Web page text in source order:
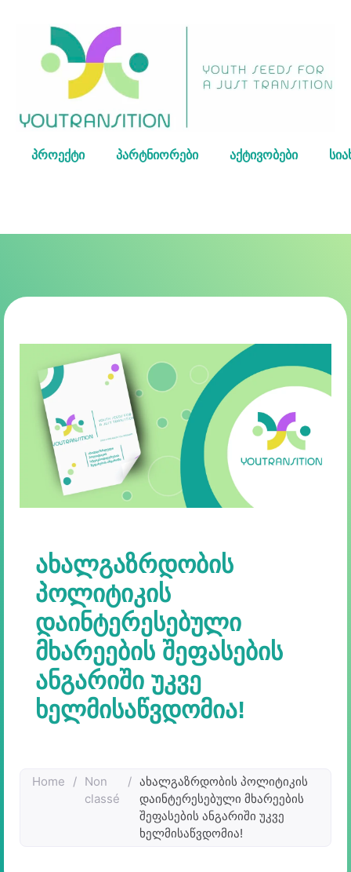
პროექტი პარტნიორები აქტივობები
ᲐᲮᲐᲚᲒᲐᲖᲠᲓᲝᲑᲘᲡ
ᲞᲝᲚᲘᲢᲘᲙᲘᲡ
ᲓᲐᲘᲜᲢᲔᲠᲔᲡᲔᲑᲣᲚᲘ
ᲛᲮᲐᲠᲔᲔᲑᲘᲡ ᲨᲔᲤᲐᲡᲔᲑᲘᲡ
ᲐᲜᲒᲐᲠᲘᲨᲘ ᲣᲙᲕᲔ
ᲮᲔᲚᲛᲘᲡᲐᲬᲕᲓᲝᲛᲘᲐ!
Home / Non
classé
/ ახალგაზრდობის პოლიტიკის
დაინტერესებული მხარეების
შეფასების ანგარიში უკვე
ხელმისაწვდომია!